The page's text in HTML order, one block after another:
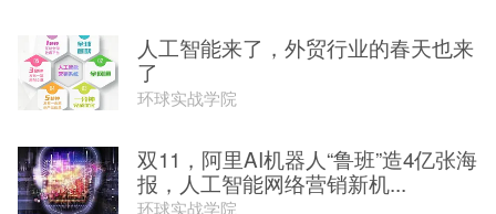
人工智能来了，外贸行业的春天也来
了
环球实战学院
双11，阿里AI机器人“鲁班”造4亿张海
报，人工智能网络营销新机...
环球实战学院